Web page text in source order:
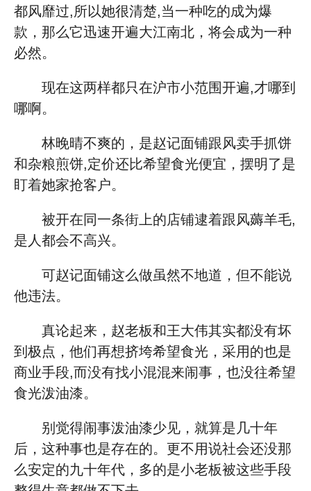
都风靡过,所以她很清楚,当一种吃的成为爆
款，那么它迅速开遍大江南北，将会成为一种
必然。
现在这两样都只在沪市小范围开遍,才哪到
哪啊。
林晚晴不爽的，是赵记面铺跟风卖手抓饼
和杂粮煎饼,定价还比希望食光便宜，摆明了是
盯着她家抢客户。
被开在同一条街上的店铺逮着跟风薅羊毛,
是人都会不高兴。
可赵记面铺这么做虽然不地道，但不能说
他违法。
真论起来，赵老板和王大伟其实都没有坏
到极点，他们再想挤垮希望食光，采用的也是
商业手段,而没有找小混混来闹事，也没往希望
食光泼油漆。
别觉得闹事泼油漆少见，就算是几十年
后，这种事也是存在的。更不用说社会还没那
么安定的九十年代，多的是小老板被这些手段